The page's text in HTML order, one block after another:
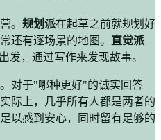
。 规划派在起草之前就规划好
有逐场景的地图。 直觉派
发，通过写作来发现故事。
对于"哪种更好"的诚实回答
际上，几乎所有人都是两者的
以感到安心，同时留有足够的